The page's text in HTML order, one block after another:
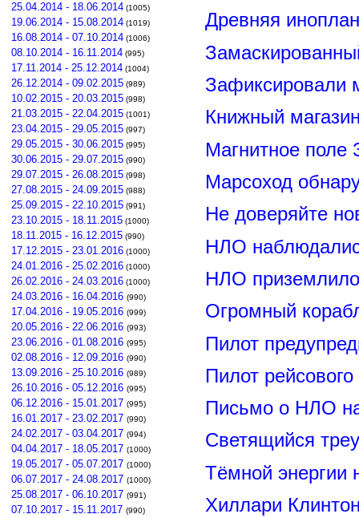
25.04.2014 - 18.06.2014 (1005)
19.06.2014 - 15.08.2014 (1019)
16.08.2014 - 07.10.2014 (1006)
08.10.2014 - 16.11.2014 (995)
17.11.2014 - 25.12.2014 (1004)
26.12.2014 - 09.02.2015 (989)
10.02.2015 - 20.03.2015 (998)
21.03.2015 - 22.04.2015 (1001)
23.04.2015 - 29.05.2015 (997)
29.05.2015 - 30.06.2015 (995)
30.06.2015 - 29.07.2015 (990)
29.07.2015 - 26.08.2015 (998)
27.08.2015 - 24.09.2015 (988)
25.09.2015 - 22.10.2015 (991)
23.10.2015 - 18.11.2015 (1000)
18.11.2015 - 16.12.2015 (990)
17.12.2015 - 23.01.2016 (1000)
24.01.2016 - 25.02.2016 (1000)
26.02.2016 - 24.03.2016 (1000)
24.03.2016 - 16.04.2016 (990)
17.04.2016 - 19.05.2016 (999)
20.05.2016 - 22.06.2016 (993)
23.06.2016 - 01.08.2016 (995)
02.08.2016 - 12.09.2016 (990)
13.09.2016 - 25.10.2016 (989)
26.10.2016 - 05.12.2016 (995)
06.12.2016 - 15.01.2017 (995)
16.01.2017 - 23.02.2017 (990)
24.02.2017 - 03.04.2017 (994)
04.04.2017 - 18.05.2017 (1000)
19.05.2017 - 05.07.2017 (1000)
06.07.2017 - 24.08.2017 (1000)
25.08.2017 - 06.10.2017 (991)
07.10.2017 - 15.11.2017 (990)
Древняя
Зафиксировали
Книжный
Магнитное поле
Марсоход
Не доверяйте
НЛО
НЛО
Огромный
Пилот
Пилот
Письмо о НЛО
Светящийся
Тёмной энергии
Хиллари